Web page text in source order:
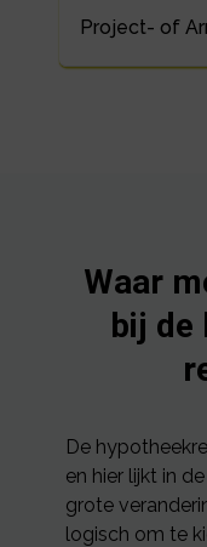
Project- of
Waar
bij de
De
en hier lijkt in
grote
logisch om te